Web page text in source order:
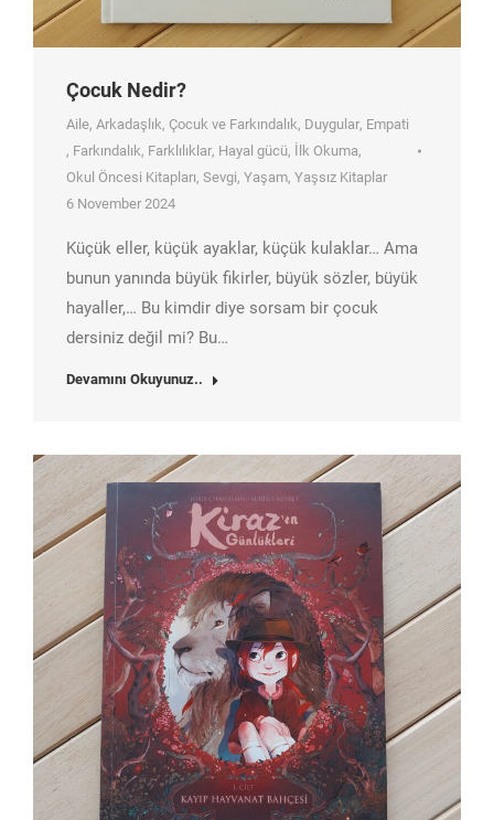
Çocuk Nedir?
Aile, Arkadaşlık, Çocuk ve Farkındalık, Duygular, Empati
, Farkındalık, Farklılıklar, Hayal gücü, İlk Okuma,
Okul Öncesi Kitapları, Sevgi, Yaşam, Yaşsız Kitaplar
6 November 2024
Küçük eller, küçük ayaklar, küçük kulaklar… Ama
bunun yanında büyük fikirler, büyük sözler, büyük
hayaller,… Bu kimdir diye sorsam bir çocuk
dersiniz değil mi? Bu…
Devamını Okuyunuz..